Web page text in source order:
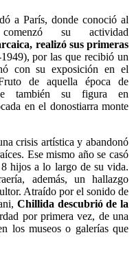
a París, donde conoció al
su actividad
realizó sus primeras
por las que recibió un
con su exposición en el
de aquella época de
también su figura en
en el donostiarra monte
crisis artística y abandonó
Ese mismo año se casó
hijos a lo largo de su vida.
además, un hallazgo
Atraído por el sonido de
Chillida descubrió de la
por primera vez, de una
los museos o galerías que